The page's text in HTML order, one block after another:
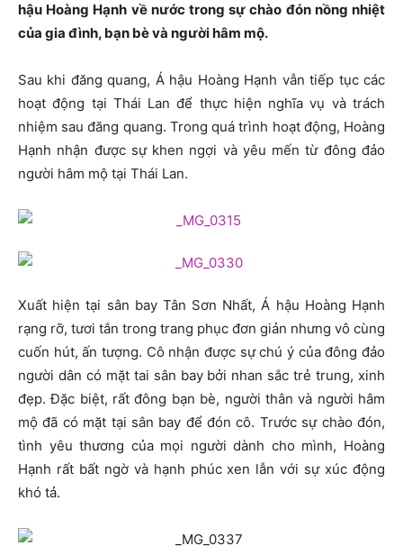
hậu Hoàng Hạnh về nước trong sự chào đón nồng nhiệt
của gia đình, bạn bè và người hâm mộ.
Sau khi đăng quang, Á hậu Hoàng Hạnh vẫn tiếp tục các
hoạt động tại Thái Lan để thực hiện nghĩa vụ và trách
nhiệm sau đăng quang. Trong quá trình hoạt động, Hoàng
Hạnh nhận được sự khen ngợi và yêu mến từ đông đảo
người hâm mộ tại Thái Lan.
Xuất hiện tại sân bay Tân Sơn Nhất, Á hậu Hoàng Hạnh
rạng rỡ, tươi tắn trong trang phục đơn giản nhưng vô cùng
cuốn hút, ấn tượng. Cô nhận được sự chú ý của đông đảo
người dân có mặt tai sân bay bởi nhan sắc trẻ trung, xinh
đẹp. Đặc biệt, rất đông bạn bè, người thân và người hâm
mộ đã có mặt tại sân bay để đón cô. Trước sự chào đón,
tình yêu thương của mọi người dành cho mình, Hoàng
Hạnh rất bất ngờ và hạnh phúc xen lẫn với sự xúc động
khó tả.